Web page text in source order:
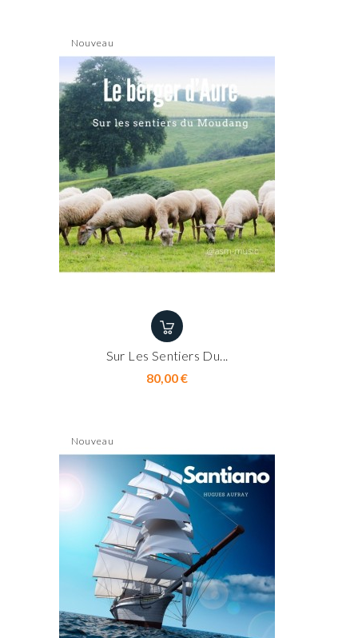
Nouveau
Sur Les Sentiers Du...
80,00 €Prix
Nouveau